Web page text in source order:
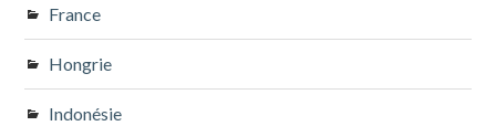
France
Hongrie
Indonésie